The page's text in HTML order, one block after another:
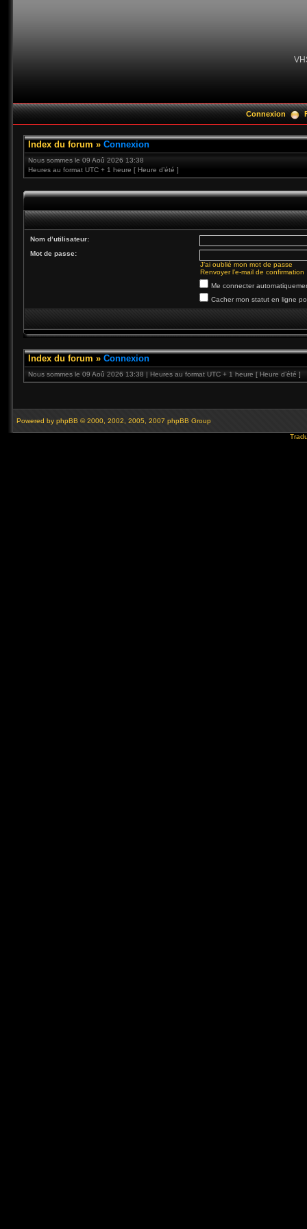
Connexion
Index du forum » Connexion
Nous sommes le 09 Aoû 2026 13:38
Heures au format UTC + 1 heure [ Heure d’été ]
Nom d’utilisateur:
Mot de passe:
J’ai oublié mon mot de passe
Renvoyer l’e-mail de confirmation
Me connecter
Cacher mon statut en ligne
Index du forum » Connexion
Nous sommes le 09 Aoû 2026 13:38 | Heures au format UTC + 1 heure [ Heure d’été ]
Powered by phpBB © 2000, 2002, 2005, 2007 phpBB Group